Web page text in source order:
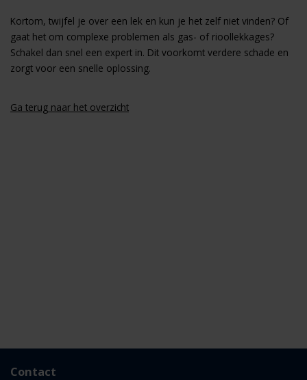
Kortom, twijfel je over een lek en kun je het zelf niet vinden? Of
gaat het om complexe problemen als gas- of rioollekkages?
Schakel dan snel een expert in. Dit voorkomt verdere schade en
zorgt voor een snelle oplossing.
Ga terug naar het overzicht
Contact